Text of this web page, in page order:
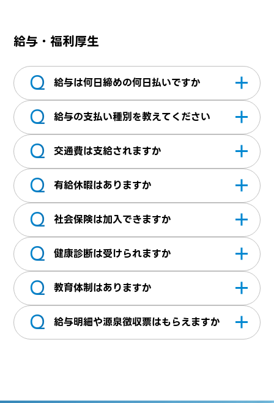
あった際、その場で合意するなどせず、必ず
ご利用頂けなくなり、全ての登録データが抹
上、２～３日お時間をいただいておりますの
給与・福利厚生
Q 給与は何日締めの何日払いですか
毎月末締めの翌15日払いの月1回となります。
なります。
Q 給与の支払い種別を教えてください
基本時給にてお支払いします。他にも月給で
ご相談ください。
Q 交通費は支給されますか
交通費は実費支給いたします。※当社規定あ
Q 有給休暇はありますか
就労開始日から6ヶ月経過後に発生（法規上
日数は、勤務日数に応じて異なります。
Q 社会保険は加入できますか
加入条件を満たせば加入できます。詳細につ
Q 健康診断は受けられますか
受診資格を満たせば年に1回受診が可能です。
Q 教育体制はありますか
e-ラーニングプログラムをご用意していま
Q 給与明細や源泉徴収票はもらえますか